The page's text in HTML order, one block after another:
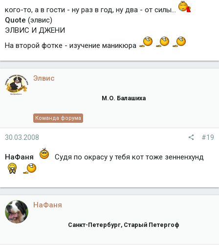
кого-то, а в гости - ну раз в год, ну два - от силы...
Quote (элвис)
ЭЛВИС И ДЖЕНИ
На второй фотке - изучение маникюра
Элвис
М.О. Балашиха
Команда форума
30.03.2008 #19
НаФаня Судя по окрасу у тебя кот тоже зенненхунд
НаФаня
Санкт-Петербург, Старый Петергоф